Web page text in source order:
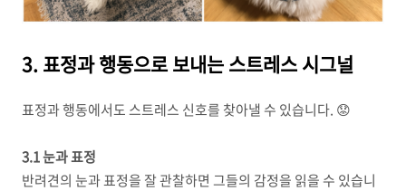
3. 표정과 행동으로 보내는 스트레스 시그널
표정과 행동에서도 스트레스 신호를 찾아낼 수 있습니다. 😟
3.1 눈과 표정
반려견의 눈과 표정을 잘 관찰하면 그들의 감정을 읽을 수 있습니